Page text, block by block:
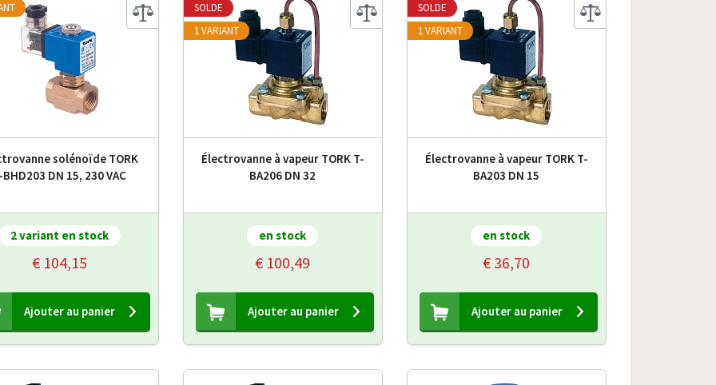
solénoïde TORK
BHD203 DN 15, 230 VAC
2 variant en stock
€ 104,15
Ajouter au panier
Électrovanne à vapeur TORK T-
BA206 DN 32
en stock
€ 100,49
Ajouter au panier
SOLDE
1 VARIANT
Électrovanne à vapeur TORK T-
BA203 DN 15
en stock
€ 36,70
Ajouter au panier
SOLDE
1 VARIANT